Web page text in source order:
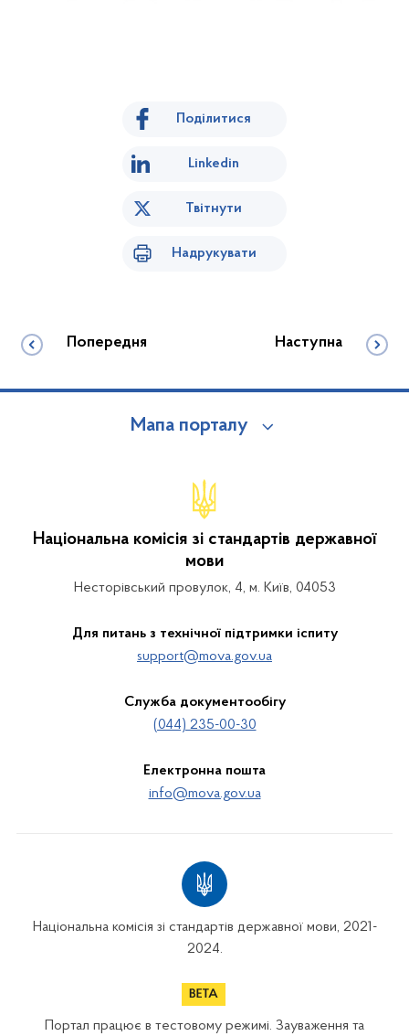
Поділитися
Linkedin
Твітнути
Надрукувати
Попередня Наступна
Мапа порталу
Національна комісія зі стандартів державної
мови
Несторівський провулок, 4, м. Київ, 04053
Для питань з технічної підтримки іспиту
support@mova.gov.ua
Служба документообігу
(044) 235-00-30
Електронна пошта
info@mova.gov.ua
Національна комісія зі стандартів державної мови, 2021-
2024.
Портал працює в тестовому режимі. Зауваження та